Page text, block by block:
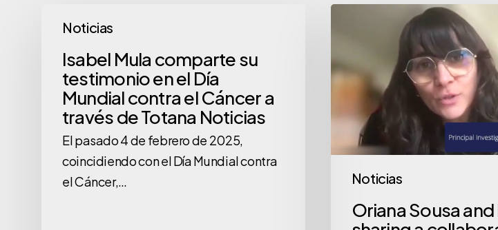
Noticias
Mula
comparte
testimonio
Mundial
Isabel Mula comparte su
testimonio en el Día
Mundial contra el Cáncer a
través de Totana Noticias
El pasado 4 de febrero de 2025,
coincidiendo con el Día Mundial contra
el Cáncer,…
Noticias
Barbara
a
collaborative
experience
Oriana Sousa